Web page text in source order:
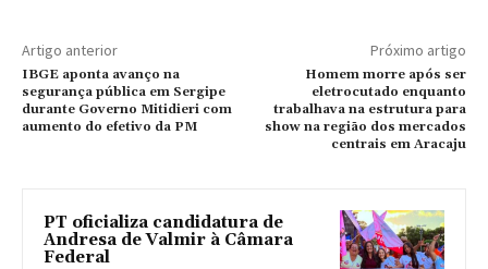
Artigo anterior
IBGE aponta avanço na
segurança pública em Sergipe
durante Governo Mitidieri com
aumento do efetivo da PM
Próximo artigo
Homem morre após ser
eletrocutado enquanto
trabalhava na estrutura para
show na região dos mercados
centrais em Aracaju
PT oficializa candidatura de
Andresa de Valmir à Câmara
Federal